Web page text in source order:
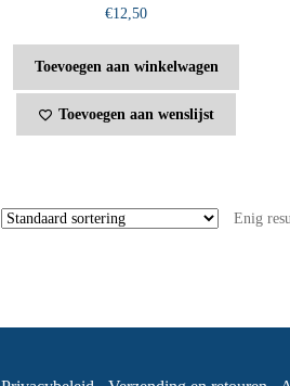
€12,50
Toevoegen aan winkelwagen
Toevoegen aan wenslijst
Enig